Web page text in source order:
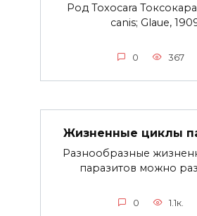
Род Toxocara
canis; Glaue,
0 367
Жизненные циклы
Разнообразные
паразитов можно
0 1.1к.